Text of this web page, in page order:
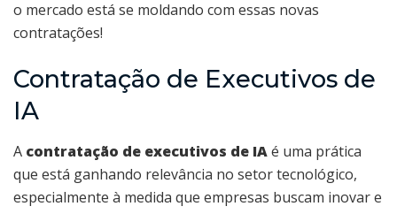
o mercado está se moldando com essas novas
contratações!
Contratação de Executivos de
IA
A contratação de executivos de IAé uma prática
que está ganhando relevância no setor tecnológico,
especialmente à medida que empresas buscam inovar e